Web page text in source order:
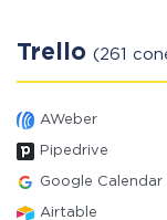
Trello (261
AWeber
Pipedrive
Google Calendar
Airtable